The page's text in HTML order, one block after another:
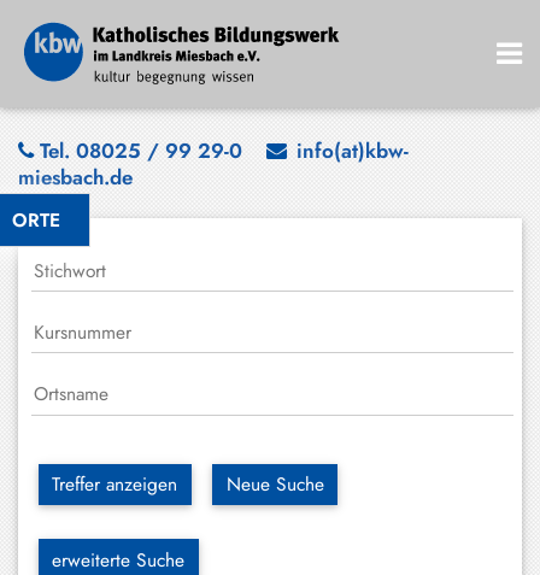
ORTE
Tel. 08025 / 99 29-0
info(at)kbw-
miesbach.de
Treffer anzeigen Neue Suche
erweiterte Suche
Bad
Wiessee
Bayrischzell
Darching
Elbach
Großhartpenning
Hausham
Holzkirchen
Hundham